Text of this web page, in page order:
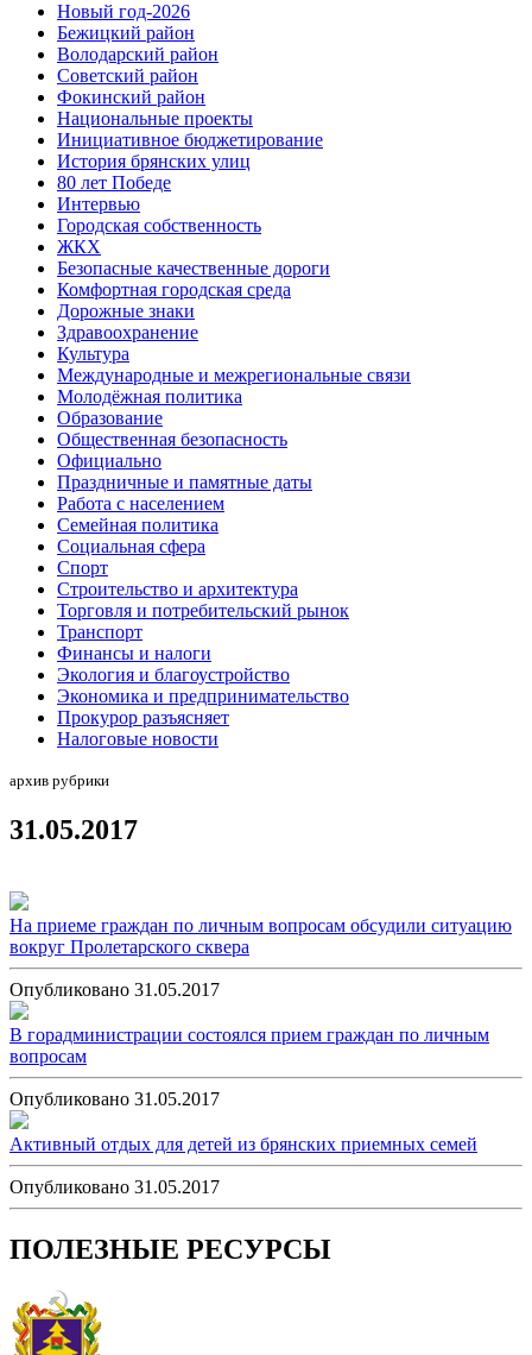
Новый год-2026
Бежицкий район
Володарский район
Советский район
Фокинский район
Национальные проекты
Инициативное бюджетирование
История брянских улиц
80 лет Победе
Интервью
Городская собственность
ЖКХ
Безопасные качественные дороги
Комфортная городская среда
Дорожные знаки
Здравоохранение
Культура
Международные и межрегиональные связи
Молодёжная политика
Образование
Общественная безопасность
Официально
Праздничные и памятные даты
Работа с населением
Семейная политика
Социальная сфера
Спорт
Строительство и архитектура
Торговля и потребительский рынок
Транспорт
Финансы и налоги
Экология и благоустройство
Экономика и предпринимательство
Прокурор разъясняет
Налоговые новости
архив рубрики
31.05.2017
На приеме граждан по личным вопросам обсудили ситуацию
вокруг Пролетарского сквера
Опубликовано 31.05.2017
В горадминистрации состоялся прием граждан по личным
вопросам
Опубликовано 31.05.2017
Активный отдых для детей из брянских приемных семей
Опубликовано 31.05.2017
ПОЛЕЗНЫЕ РЕСУРСЫ